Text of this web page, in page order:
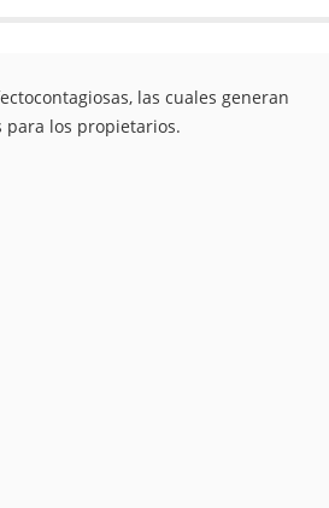
las cuales generan
para los propietarios.